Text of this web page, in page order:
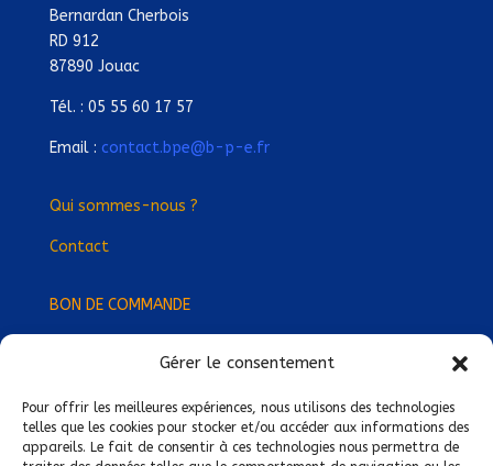
Gérer le consentement
Pour offrir les meilleures expériences, nous utilisons des technologies
telles que les cookies pour stocker et/ou accéder aux informations des
appareils. Le fait de consentir à ces technologies nous permettra de
Bernardan Cherbois
RD 912
87890 Jouac
Tél. : 05 55 60 17 57
Email : contact.bpe@b-p-e.fr
Qui sommes-nous ?
Contact
BON DE COMMANDE
Devenez Délégué·e Régional·e !
Trouvez-nous près de chez vous !
Mentions légales